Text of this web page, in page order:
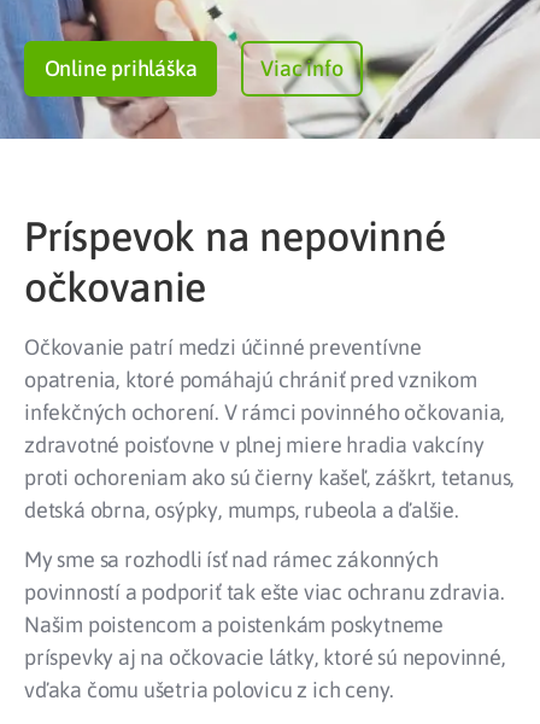
Online prihláška Viac info
Príspevok na nepovinné
očkovanie
Očkovanie patrí medzi účinné preventívne
opatrenia, ktoré pomáhajú chrániť pred vznikom
infekčných ochorení. V rámci povinného očkovania,
zdravotné poisťovne v plnej miere hradia vakcíny
proti ochoreniam ako sú čierny kašeľ, záškrt, tetanus,
detská obrna, osýpky, mumps, rubeola a ďalšie.
My sme sa rozhodli ísť nad rámec zákonných
povinností a podporiť tak ešte viac ochranu zdravia.
Našim poistencom a poistenkám poskytneme
príspevky aj na očkovacie látky, ktoré sú nepovinné,
vďaka čomu ušetria polovicu z ich ceny.